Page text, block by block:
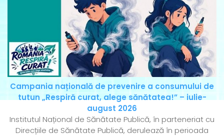
Campania națională de prevenire a consumului de
tutun „Respiră curat, alege sănătatea!” – iulie-
august 2026
Institutul Național de Sănătate Publică, în parteneriat cu
Direcțiile de Sănătate Publică, derulează în perioada